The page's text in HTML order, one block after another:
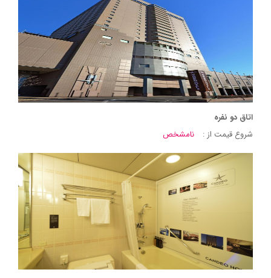
اتاق دو نفره
شروع قیمت از :
نامشخص